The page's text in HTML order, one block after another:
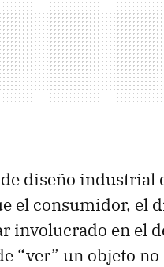
diseño industrial
el consumidor, el
involucrado en el
“ver” un objeto